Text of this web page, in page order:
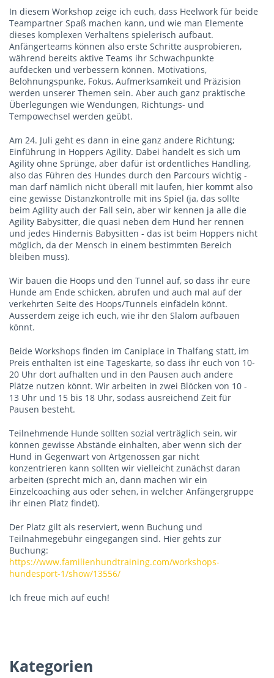
In diesem Workshop zeige ich euch, dass Heelwork für beide
Teampartner Spaß machen kann, und wie man Elemente
dieses komplexen Verhaltens spielerisch aufbaut.
Anfängerteams können also erste Schritte ausprobieren,
während bereits aktive Teams ihr Schwachpunkte
aufdecken und verbessern können. Motivations,
Belohnungspunke, Fokus, Aufmerksamkeit und Präzision
werden unserer Themen sein. Aber auch ganz praktische
Überlegungen wie Wendungen, Richtungs- und
Tempowechsel werden geübt.
Am 24. Juli geht es dann in eine ganz andere Richtung;
Einführung in Hoppers Agility. Dabei handelt es sich um
Agility ohne Sprünge, aber dafür ist ordentliches Handling,
also das Führen des Hundes durch den Parcours wichtig -
man darf nämlich nicht überall mit laufen, hier kommt also
eine gewisse Distanzkontrolle mit ins Spiel (ja, das sollte
beim Agility auch der Fall sein, aber wir kennen ja alle die
Agility Babysitter, die quasi neben dem Hund her rennen
und jedes Hindernis Babysitten - das ist beim Hoppers nicht
möglich, da der Mensch in einem bestimmten Bereich
bleiben muss).
Wir bauen die Hoops und den Tunnel auf, so dass ihr eure
Hunde am Ende schicken, abrufen und auch mal auf der
verkehrten Seite des Hoops/Tunnels einfädeln könnt.
Ausserdem zeige ich euch, wie ihr den Slalom aufbauen
könnt.
Beide Workshops finden im Caniplace in Thalfang statt, im
Preis enthalten ist eine Tageskarte, so dass ihr euch von 10-
20 Uhr dort aufhalten und in den Pausen auch andere
Plätze nutzen könnt. Wir arbeiten in zwei Blöcken von 10 -
13 Uhr und 15 bis 18 Uhr, sodass ausreichend Zeit für
Pausen besteht.
Teilnehmende Hunde sollten sozial verträglich sein, wir
können gewisse Abstände einhalten, aber wenn sich der
Hund in Gegenwart von Artgenossen gar nicht
konzentrieren kann sollten wir vielleicht zunächst daran
arbeiten (sprecht mich an, dann machen wir ein
Einzelcoaching aus oder sehen, in welcher Anfängergruppe
ihr einen Platz findet).
Der Platz gilt als reserviert, wenn Buchung und
Teilnahmegebühr eingegangen sind. Hier gehts zur
Buchung:
https://www.familienhundtraining.com/workshops-
hundesport-1/show/13556/
Ich freue mich auf euch!
Kategorien